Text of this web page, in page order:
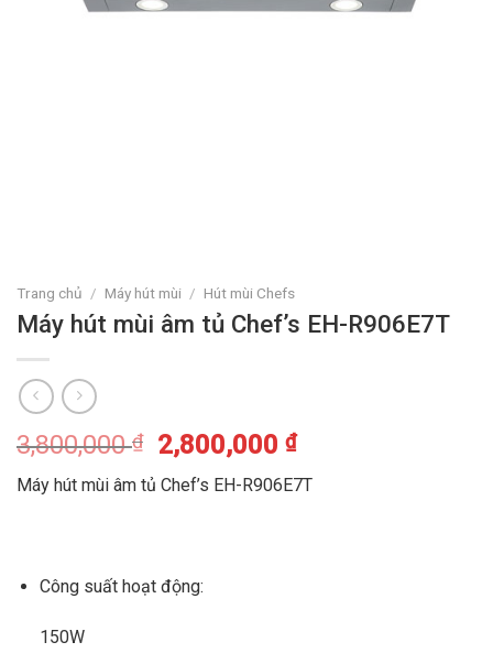
Trang chủ / Máy hút mùi / Hút mùi Chefs
Máy hút mùi âm tủ Chef’s EH-R906E7T
3,800,000₫ 2,800,000₫
Máy hút mùi âm tủ Chef’s EH-R906E7T
Công suất hoạt động:
150W